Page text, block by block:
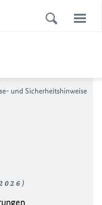
und Sicherheitshinweise